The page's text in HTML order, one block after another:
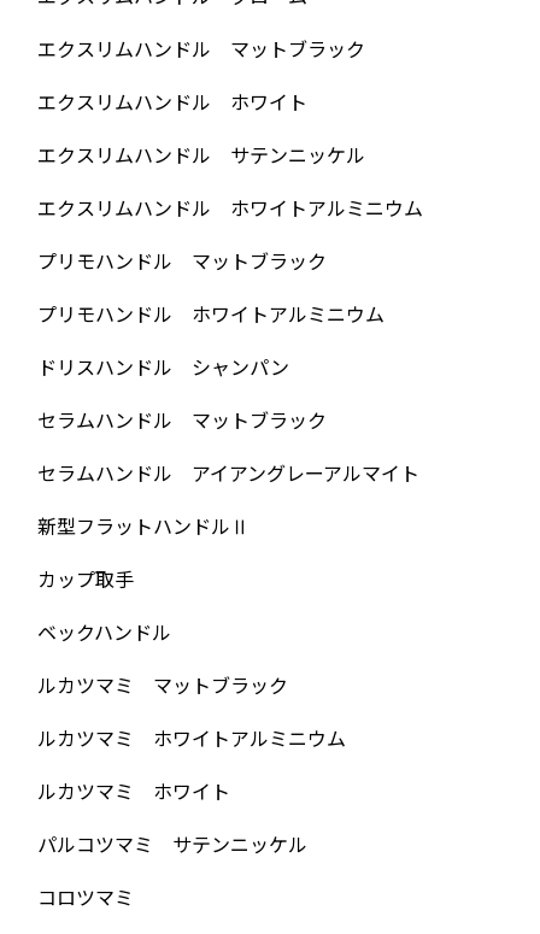
エクスリムハンドル マットブラック
エクスリムハンドル ホワイト
エクスリムハンドル サテンニッケル
エクスリムハンドル ホワイトアルミニウム
プリモハンドル マットブラック
プリモハンドル ホワイトアルミニウム
ドリスハンドル シャンパン
セラムハンドル マットブラック
セラムハンドル アイアングレーアルマイト
新型フラットハンドルⅡ
カップ取手
ベックハンドル
ルカツマミ マットブラック
ルカツマミ ホワイトアルミニウム
ルカツマミ ホワイト
パルコツマミ サテンニッケル
コロツマミ